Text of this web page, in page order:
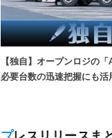
【独自】オープンロジの
必要台数の迅速把握にも活
プレスリリース